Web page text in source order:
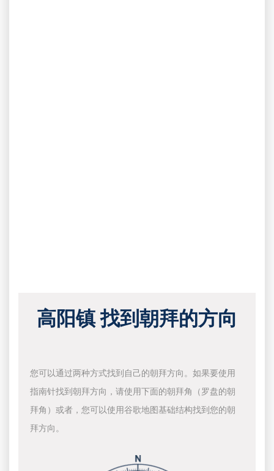
高阳镇 找到朝拜的方向
您可以通过两种方式找到自己的朝拜方向。如果要使用
指南针找到朝拜方向，请使用下面的朝拜角（罗盘的朝
拜角）或者，您可以使用谷歌地图基础结构找到您的朝
拜方向。